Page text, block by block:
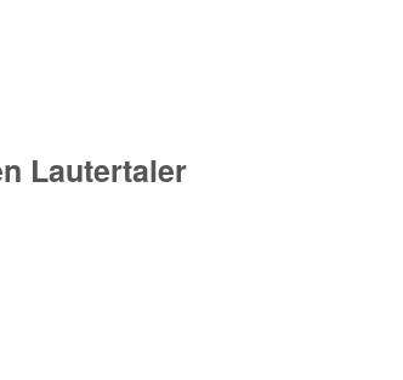
Lautertaler